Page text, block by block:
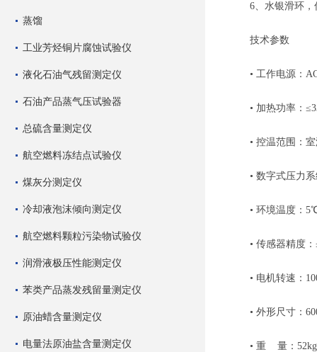
蒸馏
工业芳烃铜片腐蚀试验仪
液化石油气残留测定仪
石油产品蒸气压试验器
总硫含量测定仪
航空燃料冻结点试验仪
煤灰分测定仪
冷却液泡沫倾向测定仪
航空燃料颗粒污染物试验仪
润滑液极压性能测定仪
苯类产品蒸发残留量测定仪
原油蜡含量测定仪
电量法原油盐含量测定仪
6、水银滑环，
技术参数
• 工作电源：
• 加热功率：
• 控温范围：室
• 数字式压力系
• 环境温度：
• 传感器精度
• 电机转速：
• 外形尺寸：
• 重 量：52kg